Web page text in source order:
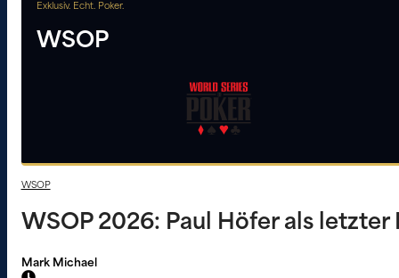
Exklusiv. Echt. Poker.
WSOP
WSOP
WSOP 2026: Paul Höfer als
Mark Michael